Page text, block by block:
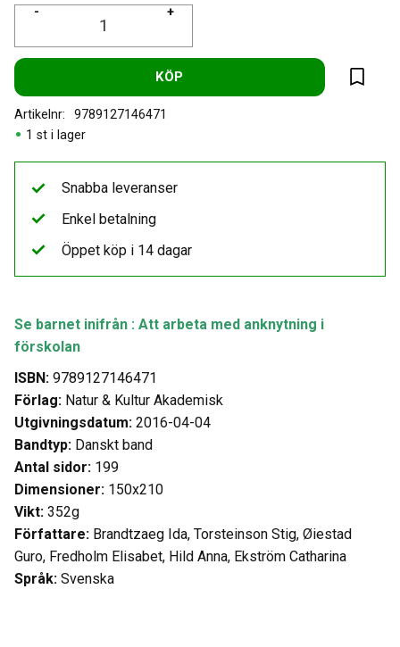
+
-
KÖP
Lägg
1 st i lager
Artikelnr 9789127146471
Se barnet inifrån : Att arbeta med anknytning i
förskolan
ISBN: 9789127146471
Förlag: Natur & Kultur Akademisk
Utgivningsdatum: 2016-04-04
Bandtyp: Danskt band
Antal sidor: 199
Dimensioner: 150x210
Vikt: 352g
Författare: Brandtzaeg Ida, Torsteinson Stig, Øiestad
Guro, Fredholm Elisabet, Hild Anna, Ekström Catharina
Språk: Svenska
Snabba leveranser
Enkel betalning
Öppet köp i 14 dagar